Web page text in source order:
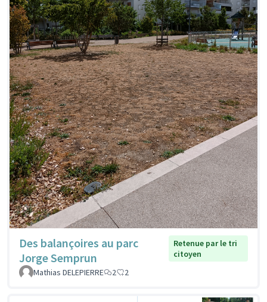
Des balançoires au parc
Jorge Semprun
Retenue par le tri
citoyen
Mathias DELEPIERRE
2 2